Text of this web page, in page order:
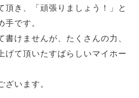
頂き、「頑張りましょう！」と
手です。
書けませんが、たくさんの力、
げて頂いたすばらしいマイホー
ざいます。